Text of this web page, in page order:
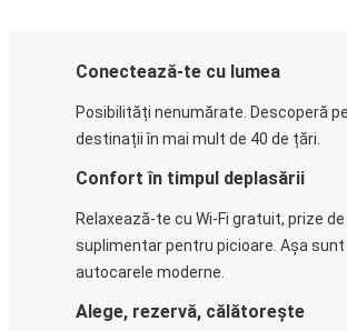
Conectează-te cu lumea
Posibilități nenumărate. Descoperă
destinații în mai mult de 40 de țări.
Confort în timpul deplasării
Relaxează-te cu Wi-Fi gratuit, prize
suplimentar pentru picioare. Așa
autocarele moderne.
Alege, rezervă, călătorește